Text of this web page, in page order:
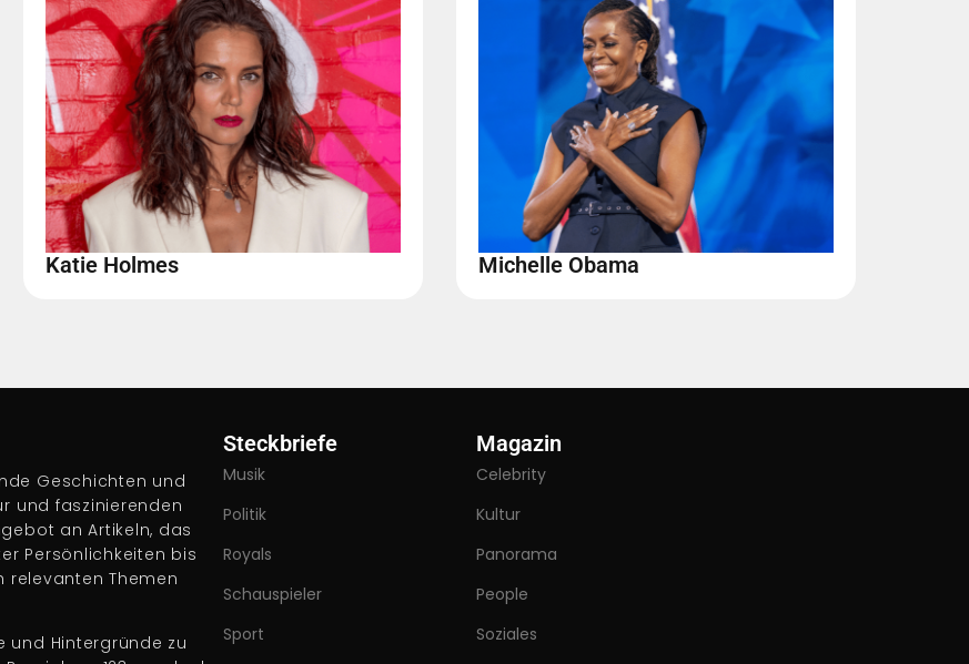
Katie Holmes Michelle Obama
Geschichten und
und faszinierenden
an Artikeln, das
Persönlichkeiten bis
relevanten Themen
und Hintergründe zu
Steckbriefe
Musik
Politik
Royals
Schauspieler
Sport
Magazin
Celebrity
Kultur
Panorama
People
Soziales